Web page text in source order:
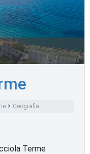
Geografia
Terme